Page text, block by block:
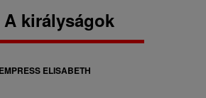
királyságok
EMPRESS ELISABETH